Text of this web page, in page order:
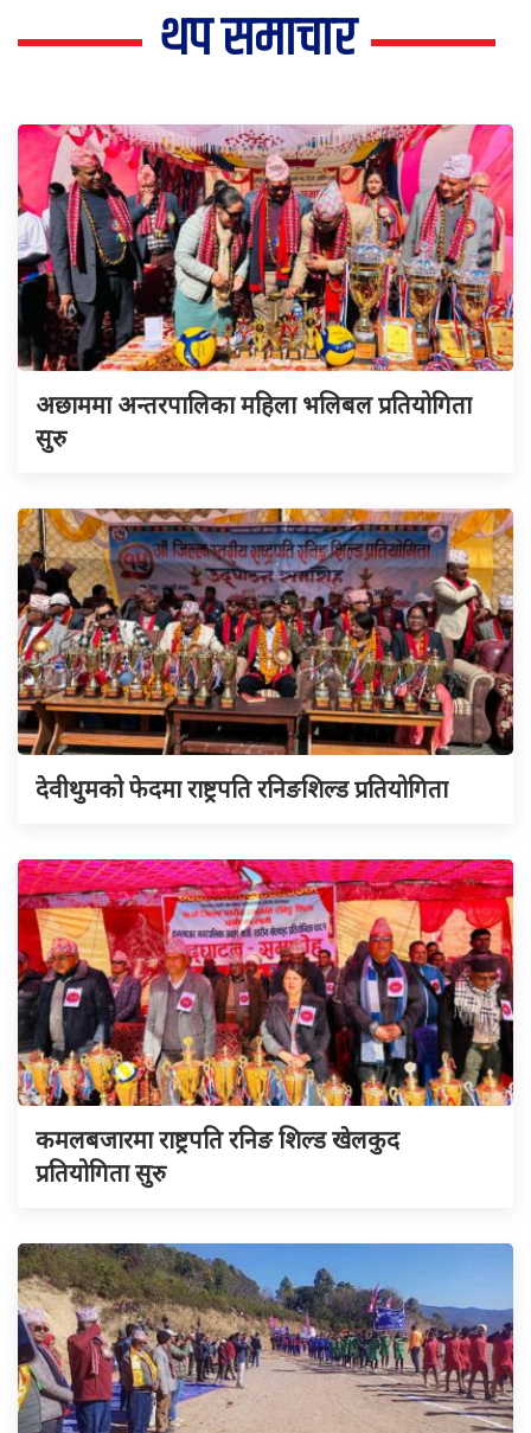
थप समाचार
अछाममा अन्तरपालिका महिला भलिबल प्रतियोगिता
सुरु
देवीथुमको फेदमा राष्ट्रपति रनिङशिल्ड प्रतियोगिता
कमलबजारमा राष्ट्रपति रनिङ शिल्ड खेलकुद
प्रतियोगिता सुरु